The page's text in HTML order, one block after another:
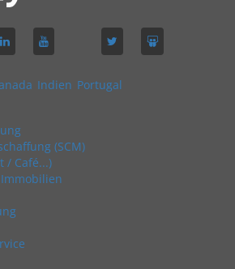
Indien Portugal
(SCM)
/ Café...)